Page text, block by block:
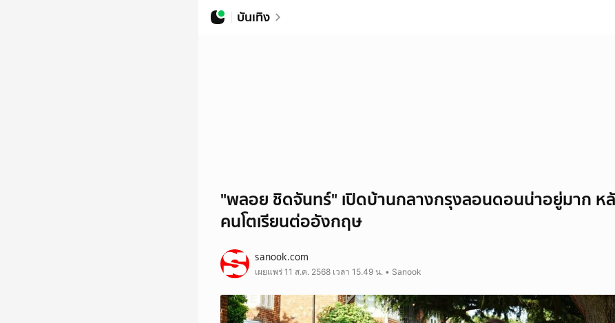
บันเทิง
"พลอย ชิดจันทร์" เปิดบ้านกลางกรุงลอนดอนน่าอยู่มาก ห
คนโตเรียนต่ออังกฤษ
sanook.com
เผยแพร่ 11 ส.ค. 2568 เวลา 15.49 น. • Sanook